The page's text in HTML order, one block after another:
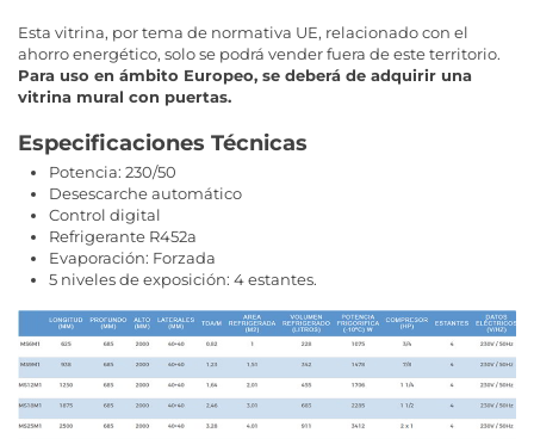
Esta vitrina, por tema de normativa UE, relacionado con el
ahorro energético, solo se podrá vender fuera de este territorio.
Para uso en ámbito Europeo, se deberá de adquirir una
vitrina mural con puertas.
Especificaciones Técnicas
Potencia: 230/50
Desescarche automático
Control digital
Refrigerante R452a
Evaporación: Forzada
5 niveles de exposición: 4 estantes.